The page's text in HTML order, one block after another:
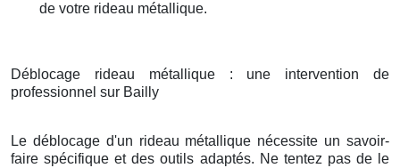
de votre rideau métallique.
Déblocage rideau métallique : une intervention de
professionnel sur Bailly
Le déblocage d'un rideau métallique nécessite un savoir-
faire spécifique et des outils adaptés. Ne tentez pas de le